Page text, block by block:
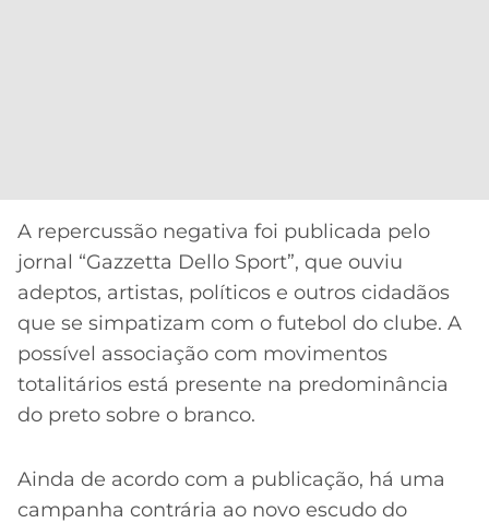
ATLÉTICO
MG
CRUZEIRO
LALIGA
A repercussão negativa foi publicada pelo
jornal “Gazzetta Dello Sport”, que ouviu
adeptos, artistas, políticos e outros cidadãos
que se simpatizam com o futebol do clube. A
possível associação com movimentos
totalitários está presente na predominância
do preto sobre o branco.
Ainda de acordo com a publicação, há uma
campanha contrária ao novo escudo do